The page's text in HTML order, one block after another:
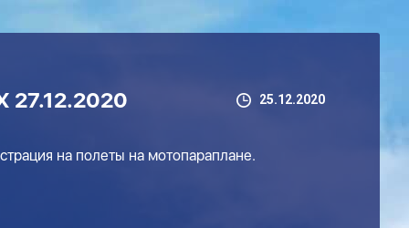
25.12.2020
на полеты на мотопараплане.